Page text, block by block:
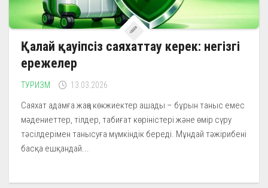
Қалай қауіпсіз саяхаттау керек: негізгі
ережелер
ТУРИЗМ 13.03.2026
Саяхат адамға жаңа көкжиектер ашады – бұрын таныс емес
мәдениеттер, тілдер, табиғат көріністері және өмір сүру
тәсілдерімен танысуға мүмкіндік береді. Мұндай тәжірибені
басқа ешқандай...